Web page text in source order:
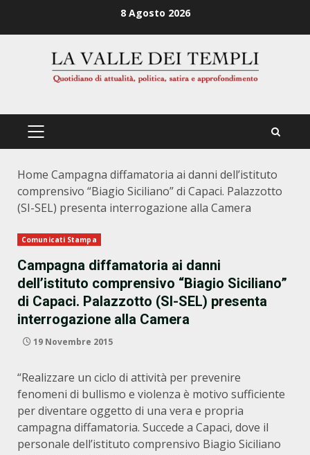
8 Agosto 2026
PRIMÄRES
Home Campagna diffamatoria ai danni dell’istituto
comprensivo “Biagio Siciliano” di Capaci. Palazzotto
(SI-SEL) presenta interrogazione alla Camera
Comunicati Stampa
Campagna diffamatoria ai danni
dell’istituto comprensivo “Biagio Siciliano”
di Capaci. Palazzotto (SI-SEL) presenta
interrogazione alla Camera
19 Novembre 2015
“Realizzare un ciclo di attività per prevenire
fenomeni di bullismo e violenza è motivo sufficiente
per diventare oggetto di una vera e propria
campagna diffamatoria. Succede a Capaci, dove il
personale dell’istituto comprensivo Biagio Siciliano